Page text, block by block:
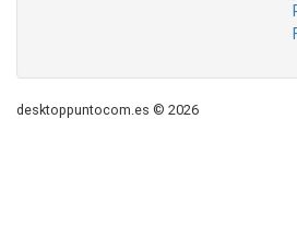
desktoppuntocom.es © 2026